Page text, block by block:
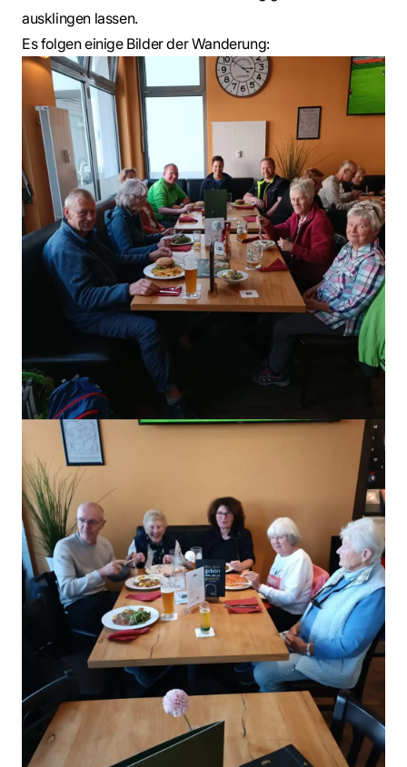
ausklingen lassen.
Es folgen einige Bilder der Wanderung: